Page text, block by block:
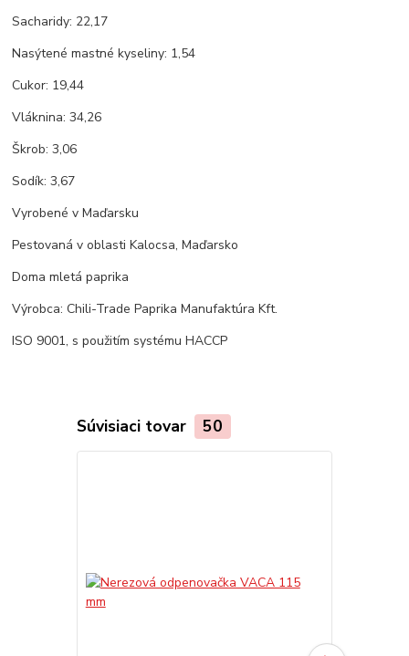
Sacharidy: 22,17
Nasýtené mastné kyseliny: 1,54
Cukor: 19,44
Vláknina: 34,26
Škrob: 3,06
Sodík: 3,67
Vyrobené v Maďarsku
Pestovaná v oblasti Kalocsa, Maďarsko
Doma mletá paprika
Výrobca: Chili-Trade Paprika Manufaktúra Kft.
ISO 9001, s použitím systému HACCP
Súvisiaci tovar 50